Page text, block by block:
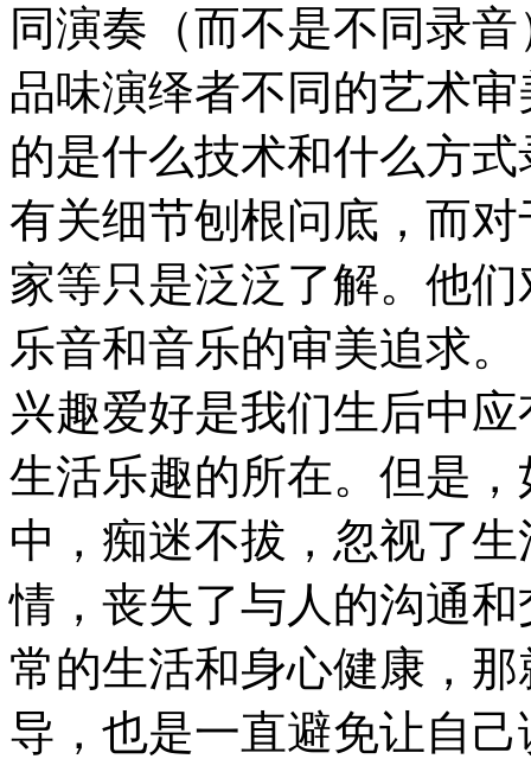
同演奏（而不是不同录
品味演绎者不同的艺术
的是什么技术和什么方
有关细节刨根问底，而
家等只是泛泛了解。他
乐音和音乐的审美追求。
兴趣爱好是我们生后中
生活乐趣的所在。但是
中，痴迷不拔，忽视了
情，丧失了与人的沟通
常的生活和身心健康，
导，也是一直避免让自